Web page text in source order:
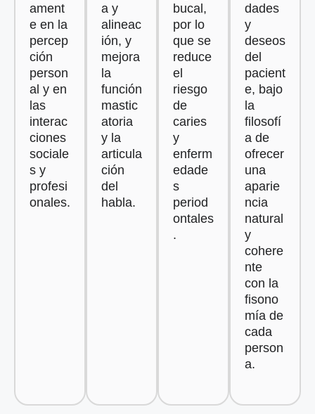
ament
e en la
percep
ción
person
al y en
las
interac
ciones
sociale
s y
profesi
onales.
a y
alineac
ión, y
mejora
la
función
mastic
atoria
y la
articula
ción
del
habla.
bucal,
por lo
que se
reduce
el
riesgo
de
caries
y
enferm
edade
s
period
ontales
.
dades
y
deseos
del
pacient
e, bajo
la
filosofí
a de
ofrecer
una
aparie
ncia
natural
y
cohere
nte
con la
fisono
mía de
cada
person
a.